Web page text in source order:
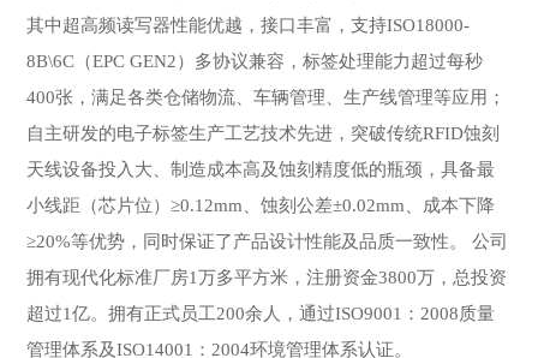
其中超高频读写器性能优越，接口丰富，支持ISO18000-
8B\6C（EPC GEN2）多协议兼容，标签处理能力超过每秒
400张，满足各类仓储物流、车辆管理、生产线管理等应用；
自主研发的电子标签生产工艺技术先进，突破传统RFID蚀刻
天线设备投入大、制造成本高及蚀刻精度低的瓶颈，具备最
小线距（芯片位）≥0.12mm、蚀刻公差±0.02mm、成本下降
≥20%等优势，同时保证了产品设计性能及品质一致性。 公司
拥有现代化标准厂房1万多平方米，注册资金3800万，总投资
超过1亿。拥有正式员工200余人，通过ISO9001：2008质量
管理体系及ISO14001：2004环境管理体系认证。